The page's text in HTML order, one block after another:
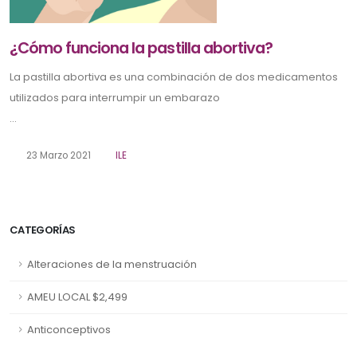
CATEGORÍAS
Alteraciones de la menstruación
AMEU LOCAL $2,499
Anticonceptivos
¿Cómo funciona la pastilla abortiva?
La pastilla abortiva es una combinación de dos medicamentos
utilizados para interrumpir un embarazo
...
23 Marzo 2021 ILE